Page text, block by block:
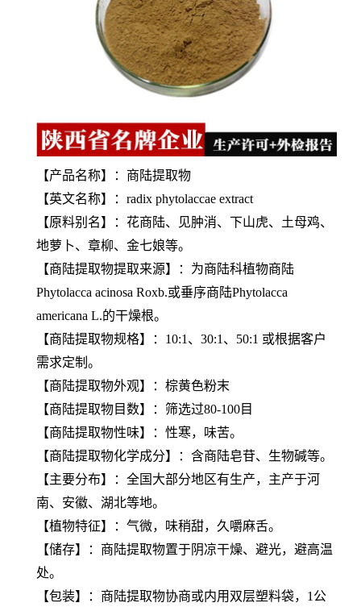
【产品名称】：商陆提取物
【英文名称】：radix phytolaccae extract
【原料别名】：花商陆、见肿消、下山虎、土母鸡、
地萝卜、章柳、金七娘等。
【商陆提取物提取来源】：为商陆科植物商陆
Phytolacca acinosa Roxb.或垂序商陆Phytolacca
americana L.的干燥根。
【商陆提取物规格】：10:1、30:1、50:1 或根据客户
需求定制。
【商陆提取物外观】：棕黄色粉末
【商陆提取物目数】：筛选过80-100目
【商陆提取物性味】：性寒，味苦。
【商陆提取物化学成分】：含商陆皂苷、生物碱等。
【主要分布】：全国大部分地区有生产，主产于河
南、安徽、湖北等地。
【植物特征】：气微，味稍甜，久嚼麻舌。
【储存】： 商陆提取物置于阴凉干燥、避光，避高温
处。
【包装】： 商陆提取物协商或内用双层塑料袋，1公